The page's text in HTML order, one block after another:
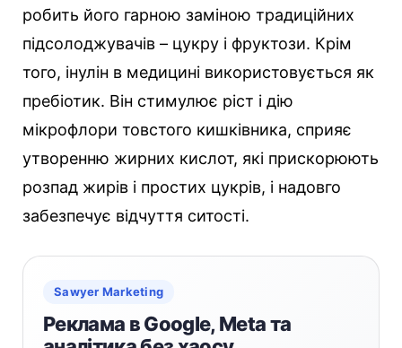
робить його гарною заміною традиційних
підсолоджувачів – цукру і фруктози. Крім
того, інулін в медицині використовується як
пребіотик. Він стимулює ріст і дію
мікрофлори товстого кишківника, сприяє
утворенню жирних кислот, які прискорюють
розпад жирів і простих цукрів, і надовго
забезпечує відчуття ситості.
Sawyer Marketing
Реклама в Google, Meta та